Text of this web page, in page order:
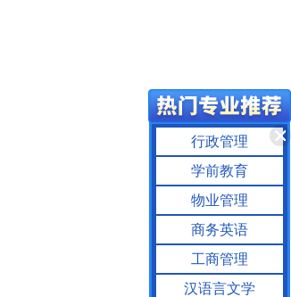
行政管理
学前教育
物业管理
商务英语
工商管理
汉语言文学